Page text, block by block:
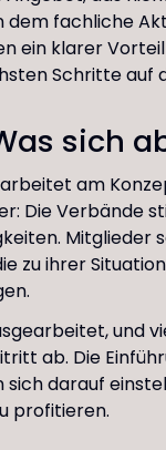
dem fachliche
ein klarer
Schritte auf
sich
am
Die Verbände
Mitglieder
zu ihrer
und
ab. Die
sich darauf
profitieren.